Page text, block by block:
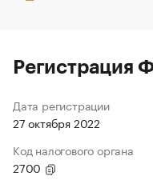
Регистрация
Дата регистрации
27 октября 2022
Код налогового органа
2700